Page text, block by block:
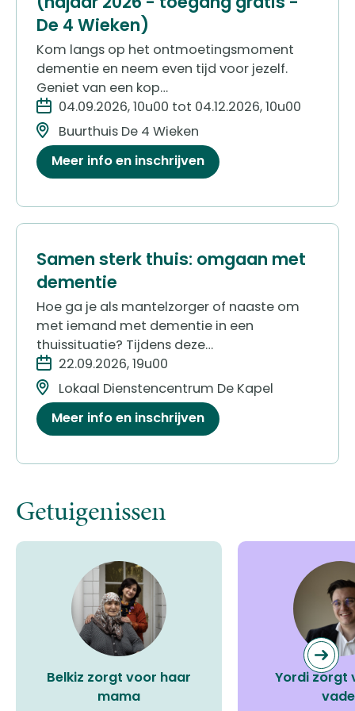
De 4 Wieken)
Kom langs op het ontmoetingsmoment
dementie en neem even tijd voor jezelf.
Geniet van een kop…
04.09.2026, 10u00 tot 04.12.2026, 10u00
Buurthuis De 4 Wieken
Meer info en inschrijven
Samen sterk thuis: omgaan met
dementie
Hoe ga je als mantelzorger of naaste om
met iemand met dementie in een
thuissituatie? Tijdens deze…
22.09.2026, 19u00
Lokaal Dienstencentrum De Kapel
Meer info en inschrijven
Getuigenissen
Belkiz zorgt voor haar
mama
Yordi zorgt